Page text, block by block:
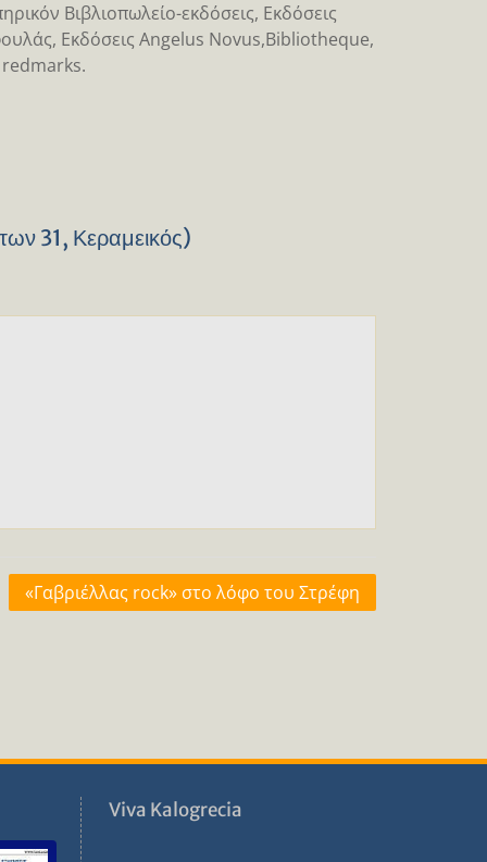
Βιβλιοπωλείο-εκδόσεις, Εκδόσεις
Εκδόσεις Angelus Novus,Bibliotheque,
redmarks.
31, Κεραμεικός)
«Γαβριέλλας rock» στο λόφο του Στρέφη
Viva Kalogrecia